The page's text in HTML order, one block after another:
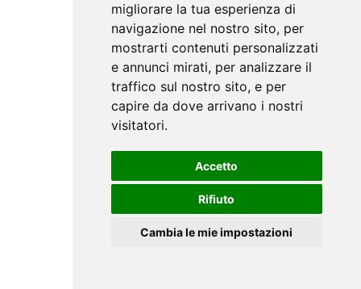
migliorare la tua esperienza di
navigazione nel nostro sito, per
mostrarti contenuti personalizzati
e annunci mirati, per analizzare il
traffico sul nostro sito, e per
capire da dove arrivano i nostri
visitatori.
Accetto
Rifiuto
Cambia le mie impostazioni